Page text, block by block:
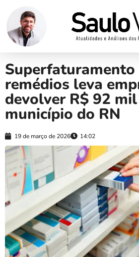
Superfaturamento
remédios leva
devolver R$ 92
município do RN
19 de março de 2026 14:02